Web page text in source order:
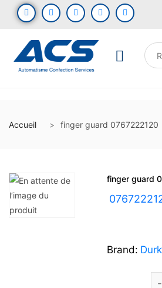
Accueil finger guard 0767222120
finger guard
Brand: